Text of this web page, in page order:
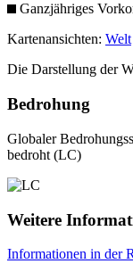
Ganzjähriges
Kartenansichten: Welt
Die Darstellung der
Bedrohung
Globaler
bedroht (LC)
Weitere
Informationen in der